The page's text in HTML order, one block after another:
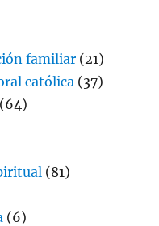
familiar (21)
católica (37)
(64)
(81)
(6)